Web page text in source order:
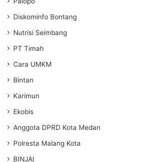
Diskominfo Bontang
Nutrisi Seimbang
PT Timah
Cara UMKM
Bintan
Karimun
Ekobis
Anggota DPRD Kota Medan
Polresta Malang Kota
BINJAI